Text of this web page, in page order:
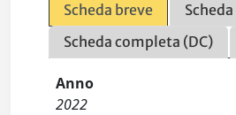
Scheda breve
Scheda completa (DC)
Anno
2022